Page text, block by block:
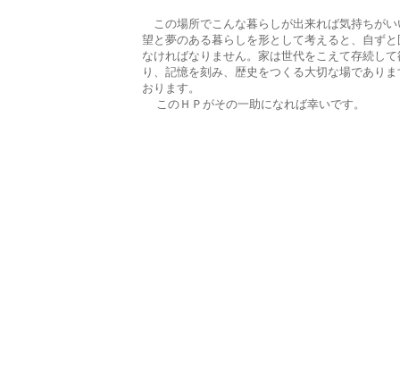
この場所でこんな暮らしが出来れば気持ちが
望と夢のある暮らしを形として考えると、自ず
なければなりません。家は世代をこえて存続し
り、記憶を刻み、歴史をつくる大切な場であり
おります。
このＨＰがその一助になれば幸いです。